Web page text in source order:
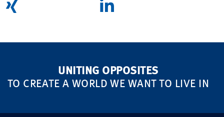
UNITING OPPOSITES
TO CREATE A WORLD WE WANT TO LIVE IN